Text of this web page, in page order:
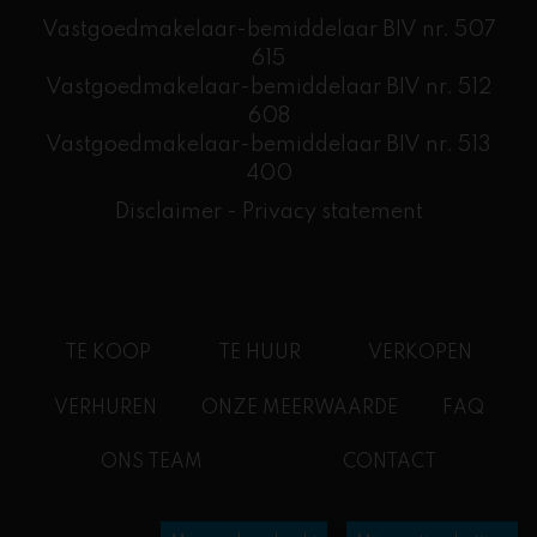
Vastgoedmakelaar-bemiddelaar BIV nr. 507
615
Vastgoedmakelaar-bemiddelaar BIV nr. 512
608
​Vastgoedmakelaar-bemiddelaar BIV nr. 513
400
Disclaimer - Privacy statement
TE KOOP TE HUUR VERKOPEN
VERHUREN ONZE MEERWAARDE FAQ
ONS TEAM CONTACT